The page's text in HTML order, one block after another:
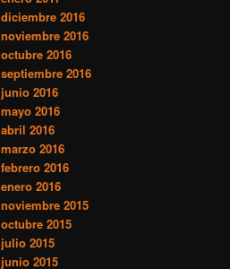
diciembre 2016
noviembre 2016
octubre 2016
septiembre 2016
junio 2016
mayo 2016
abril 2016
marzo 2016
febrero 2016
enero 2016
noviembre 2015
octubre 2015
julio 2015
junio 2015